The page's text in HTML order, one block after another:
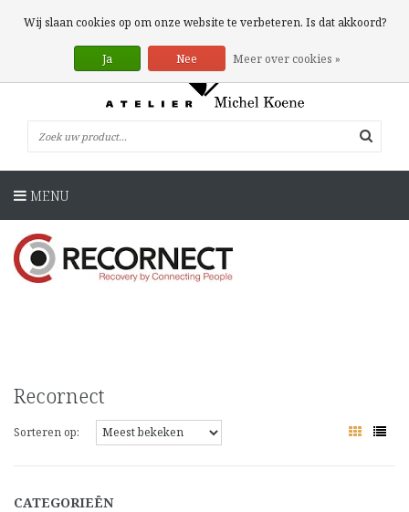
0 Artikelen
MENU
Recornect
Sorteren op:
CATEGORIEËN
Wij slaan cookies op om onze website te verbeteren. Is dat akkoord?
Ja Nee Meer over cookies »